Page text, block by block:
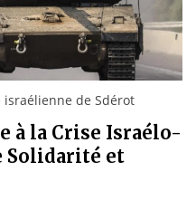
de Sdérot
à la Crise Israélo-
Solidarité et